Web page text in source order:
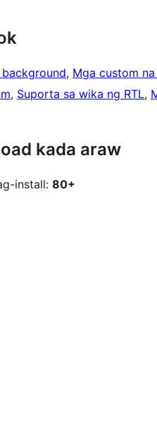
, Mga custom
, Suporta sa wika ng RTL,
kada araw
install: 80+